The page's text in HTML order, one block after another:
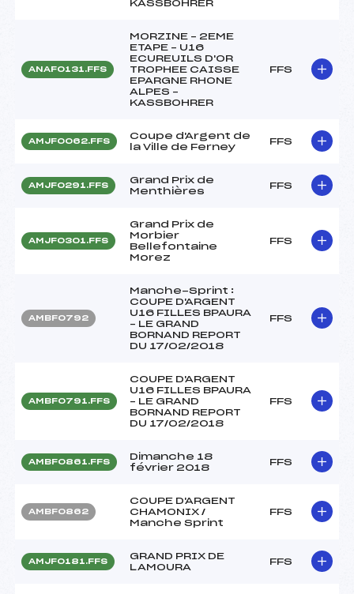
KASSBOHRER
ANAF0131.FFS
MORZINE – 2EME
ETAPE – U16
ECUREUILS D'OR
TROPHEE CAISSE
EPARGNE RHONE
ALPES –
KASSBOHRER
FFS
AMJF0062.FFS
Coupe d'Argent de
la Ville de Ferney
FFS
AMJF0291.FFS
Grand Prix de
Menthières
FFS
AMJF0301.FFS
Grand Prix de
Morbier
Bellefontaine
Morez
FFS
AMBF0792
Manche-Sprint :
COUPE D'ARGENT
U16 FILLES BPAURA
– LE GRAND
BORNAND REPORT
DU 17/02/2018
FFS
AMBF0791.FFS
COUPE D'ARGENT
U16 FILLES BPAURA
– LE GRAND
BORNAND REPORT
DU 17/02/2018
FFS
AMBF0861.FFS
Dimanche 18
février 2018
FFS
AMBF0862
COUPE D'ARGENT
CHAMONIX /
Manche Sprint
FFS
AMJF0181.FFS
GRAND PRIX DE
LAMOURA
FFS